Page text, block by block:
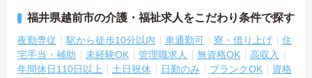
福井県越前市の介護・福祉求人をこだわり条件で探す
夜勤専従 駅から徒歩10分以内 車通勤可 寮・借り上げ
住
宅手当・補助
未経験OK 管理職求人 無資格OK
高収入
年間休日110日以上
土日祝休 日勤のみ ブランクOK
資格